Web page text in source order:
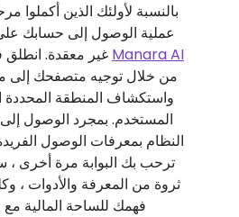
بالنسبة لأولئك الذين أكملوا
عملية الوصول إلى حسابك
Manara AI غير معقدة. انطلق
واستكشاف المنطقة
المستخدم. بمجرد الوصول إلى
النظام بمعرفات الوصول
ترحب بك البوابة مرة أخرى
ثروة من المعرفة والأدوات ،
فهمك للساحة المالية مع